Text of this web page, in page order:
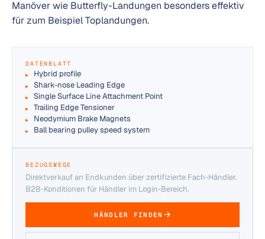
Manöver wie Butterfly-Landungen besonders effektiv
für zum Beispiel Toplandungen.
DATENBLATT
Hybrid profile
Shark-nose Leading Edge
Single Surface Line Attachment Point
Trailing Edge Tensioner
Neodymium Brake Magnets
Ball bearing pulley speed system
BEZUGSWEGE
Direktverkauf an Endkunden über zertifizierte Fach-Händler.
B2B-Konditionen für Händler im Login-Bereich.
HÄNDLER FINDEN